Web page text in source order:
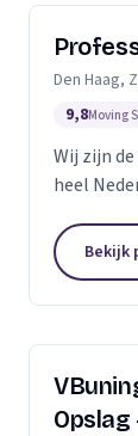
Den Haag,
9,8Moving
Wij zijn
heel
Bekijk